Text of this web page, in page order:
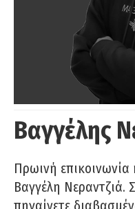
Βαγγέλης
Πρωινή
Βαγγέλη Νεραντζιά.